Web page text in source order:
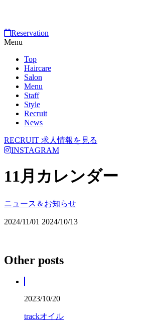
Reservation
Menu
Top
Haircare
Salon
Menu
Staff
Style
Recruit
News
RECRUIT 求人情報を見る
INSTAGRAM
11月カレンダー
ニュース＆お知らせ
2024/11/01 2024/10/13
Other posts
2023/10/20
trackオイル